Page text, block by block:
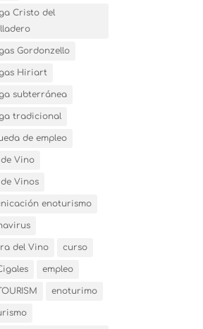
Cristo del
Gordonzello
Hiriart
subterránea
tradicional
de empleo
Vino
Vinos
enoturismo
del Vino curso
empleo
enoturimo